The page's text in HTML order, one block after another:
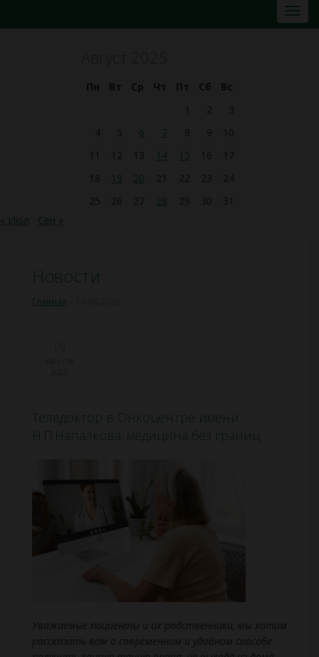
Пн Вт Ср Чт Пт Сб
Вс
1
2
3
4
5 6 7 8 9
10
11
12 13 14 15 16
17
18
19 20 21 22 23
24
25
26 27 28 29 30
31
« Июл
Сен »
Новости
Главная
Теледоктор в Онкоцентре имени
Н.П.Напалкова: медицина без границ
Уважаемые пациенты и их родственники, мы хотим
рассказать вам о современном и удобном способе